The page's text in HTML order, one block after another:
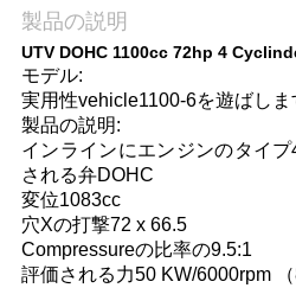
連
絡
し
な
さ
い
製品の説明
UTV DOHC 1100cc 72hp 4
モデル:
実用性vehicle1100-6を遊ばしま
製品の説明:
インラインにエンジンのタイ
される弁DOHC
変位1083cc
穴Xの打撃72 x 66.5
Compressureの比率の9.5:1
評価される力50 KW/6000rpm （